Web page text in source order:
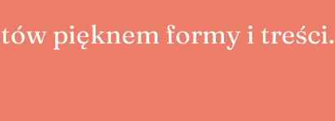
pięknem formy i treści.